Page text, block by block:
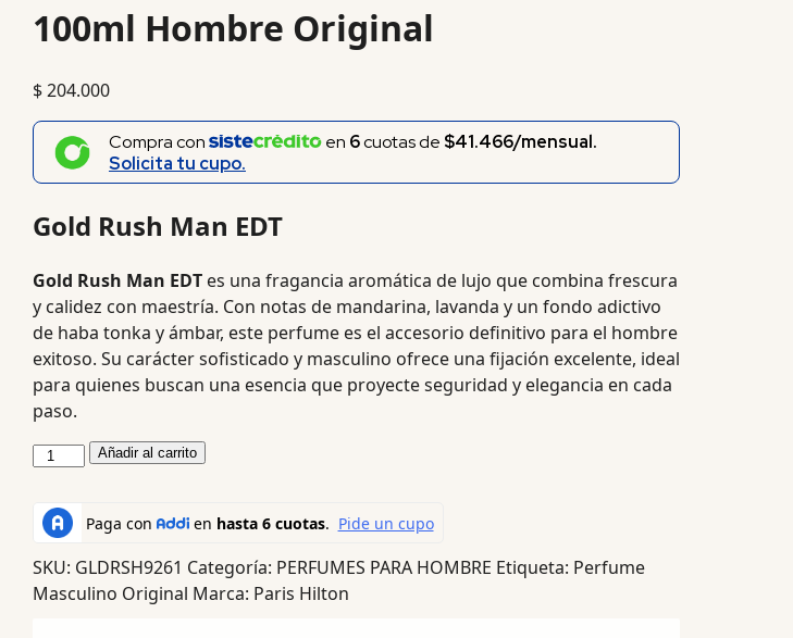
100ml Hombre Original
$204.000
Compra con en 6cuotas de $41.466/mensual.
Solicita tu cupo.
Gold Rush Man EDT
Gold Rush Man EDTes una fragancia aromática de lujo que combina frescura
y calidez con maestría. Con notas de mandarina, lavanda y un fondo adictivo
de haba tonka y ámbar, este perfume es el accesorio definitivo para el hombre
exitoso. Su carácter sofisticado y masculino ofrece una fijación excelente, ideal
para quienes buscan una esencia que proyecte seguridad y elegancia en cada
paso.
Añadir al carrito
SKU: GLDRSH9261 Categoría: PERFUMES PARA HOMBRE Etiqueta: Perfume
Masculino Original Marca: Paris Hilton